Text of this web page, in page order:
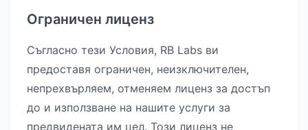
Ограничен лиценз
Съгласно тези Условия, RB Labs ви
предоставя ограничен, неизключителен,
непрехвърляем, отменяем лиценз за достъп
до и използване на нашите услуги за
предвидената им цел. Този лиценз не